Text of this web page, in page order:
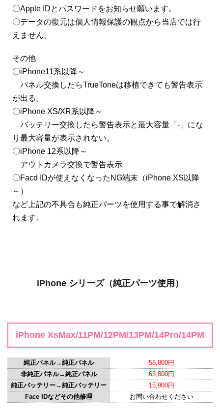
〇Apple IDとパスワードをお知らせ願います。
〇データの復元は個人情報保護の観点から当店では行
えません。
その他
〇iPhone11系以降～
パネル交換したらTrueToneは移植できても警告表示
が出る。
〇iPhone XS/XR系以降～
バッテリー交換したら警告表示と最大容量「-」にな
り最大容量が表示されない。
〇iPhone 12系以降～
アウトカメラ交換で警告表示
〇Facd IDが使えなくなったNG端末（iPhone XS以降
～）
など上記の不具合も純正パーツを使用する事で解消さ
れます。
iPhone シリーズ（純正パーツ使用）
iPhone XsMax/11PM/12PM/13PM/14Pro/14PM
純正パネル→純正パネル
58,800円
非純正パネル→純正パネル
63,800円
純正バッテリー→純正バッテリー
15,900円
Face IDなどその他修理
お問い合わせください